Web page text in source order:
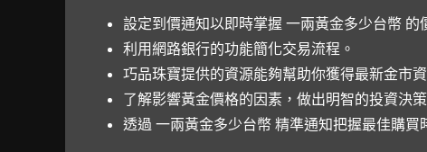
設定到價通知以即時掌握 一兩黃金多少台幣 的
利用網路銀行的功能簡化交易流程。
巧品珠寶提供的資源能夠幫助你獲得最新金市資
了解影響黃金價格的因素，做出明智的投資決策
透過 一兩黃金多少台幣 精準通知把握最佳購買